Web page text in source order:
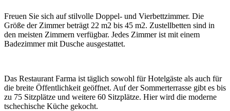
Freuen Sie sich auf stilvolle Doppel- und Vierbettzimmer. Die
Größe der Zimmer beträgt 22 m2 bis 45 m2. Zustellbetten sind in
den meisten Zimmern verfügbar. Jedes Zimmer ist mit einem
Badezimmer mit Dusche ausgestattet.
Das Restaurant Farma ist täglich sowohl für Hotelgäste als auch für
die breite Öffentlichkeit geöffnet. Auf der Sommerterrasse gibt es bis
zu 75 Sitzplätze und weitere 60 Sitzplätze. Hier wird die moderne
tschechische Küche gekocht.